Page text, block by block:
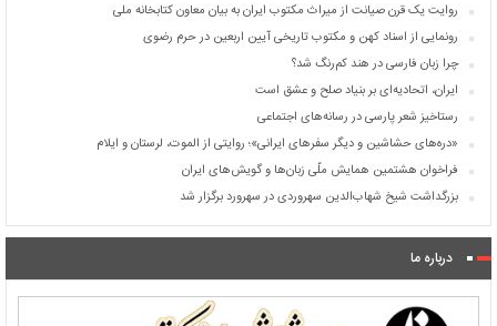
روایت یک قرن صیانت از میراث مکتوب ایران به بیان معاون کتابخانه ملی
رونمایی از اسناد کهن و مکتوب تاریخی آیین اربعین در حرم رضوی
چرا زبان فارسی در هند کم‌رنگ شد؟
ایران، اتحادیه‌ای بر بنیاد صلح و عشق است
رستاخیز شعر پارسی در رسانه‌های اجتماعی
«دره‌های حشاشین و دیگر سفرهای ایرانی»؛ روایتی از الموت، لرستان و ایلام
فراخوان هشتمین همایش ملّی زبان‌ها و گویش‌های ایران
بزرگداشت شیخ شهاب‌الدین سهروردی در سهرورد برگزار شد
درباره ما